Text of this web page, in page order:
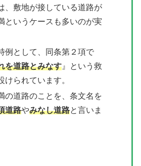
、敷地が接している道路が
というケースも多いのが実
例として、同条第２項で
を道路とみなす 』という救
けられています。
の道路のことを、条文名を
道路やみなし道路と言いま